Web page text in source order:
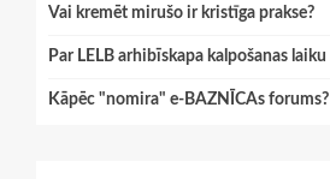
Vai kremēt mirušo ir kristīga prakse?
Par LELB arhibīskapa kalpošanas laiku
Kāpēc "nomira" e-BAZNĪCAs forums?